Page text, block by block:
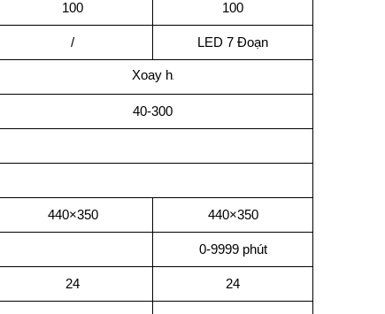
100 100
/ LED 7 Đoạn
Xoay hồ
40-300
440×350 440×350
0-9999 phút
24
24